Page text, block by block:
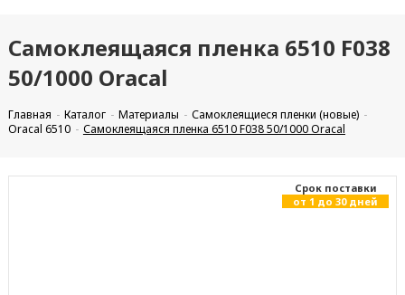
Самоклеящаяся пленка 6510 F038
50/1000 Oracal
Главная Каталог Материалы
Самоклеящиеся пленки (новые)
Oracal 6510
Самоклеящаяся пленка 6510 F038 50/1000 Oracal
Cрок поставки
от 1 до 30 дней